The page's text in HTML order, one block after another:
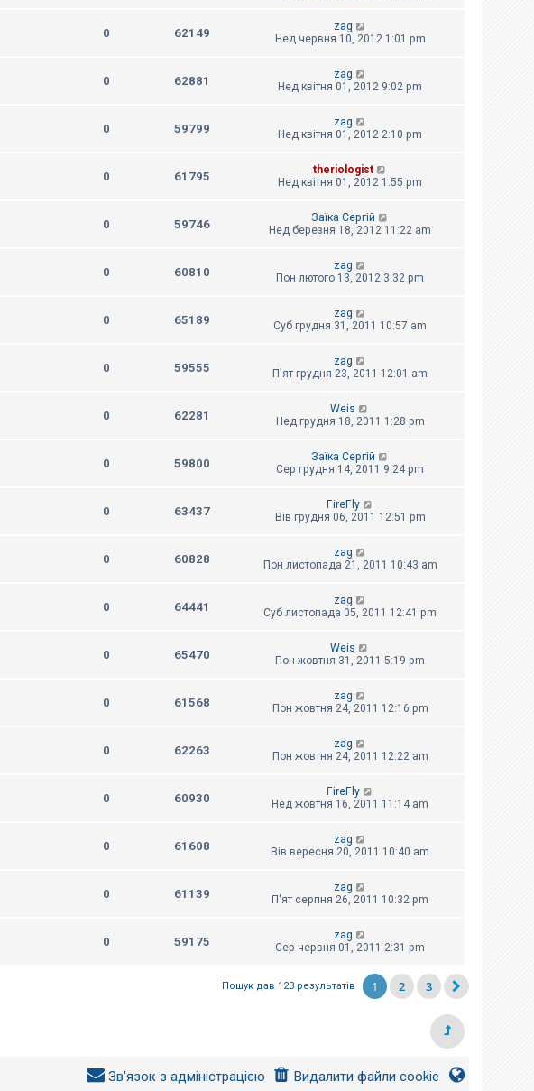
0 62149
zag
Нед червня 10, 2012 1:01 pm
0 62881
zag
Нед квітня 01, 2012 9:02 pm
0 59799
zag
Нед квітня 01, 2012 2:10 pm
0 61795
theriologist
Нед квітня 01, 2012 1:55 pm
0 59746
Заїка Сергій
Нед березня 18, 2012 11:22 am
0 60810
zag
Пон лютого 13, 2012 3:32 pm
0 65189
zag
Суб грудня 31, 2011 10:57 am
0 59555
zag
П'ят грудня 23, 2011 12:01 am
0 62281
Weis
Нед грудня 18, 2011 1:28 pm
0 59800
Заїка Сергій
Сер грудня 14, 2011 9:24 pm
0 63437
FireFly
Вів грудня 06, 2011 12:51 pm
0 60828
zag
Пон листопада 21, 2011 10:43 am
0 64441
zag
Суб листопада 05, 2011 12:41 pm
0 65470
Weis
Пон жовтня 31, 2011 5:19 pm
0 61568
zag
Пон жовтня 24, 2011 12:16 pm
0 62263
zag
Пон жовтня 24, 2011 12:22 am
0 60930
FireFly
Нед жовтня 16, 2011 11:14 am
0 61608
zag
Вів вересня 20, 2011 10:40 am
0 61139
zag
П'ят серпня 26, 2011 10:32 pm
0 59175
zag
Сер червня 01, 2011 2:31 pm
Пошук дав 123 результатів 1 2 3
Видалити файли cookie
Зв'язок з адміністрацією